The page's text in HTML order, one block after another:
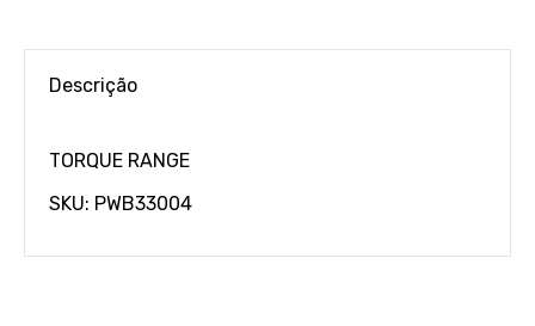
Descrição
TORQUE RANGE
SKU: PWB33004